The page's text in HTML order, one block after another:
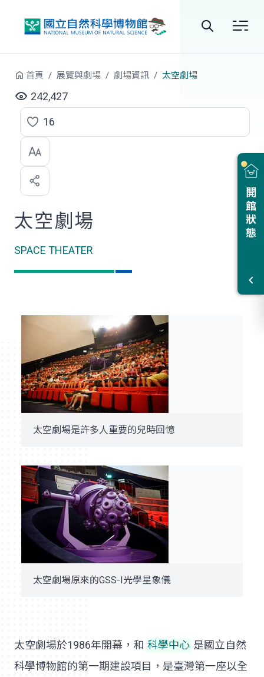
尋
開館狀態
首頁 展覽與劇場 劇場資訊 太空劇場
242,427
點
選
喜
歡
16
太空劇場
SPACE THEATER
太空劇場是許多人重要的兒時回憶
太空劇場原來的GSS-I光學星象儀
太空劇場於1986年開幕，和 科學中心 是國立自然
科學博物館的第一期建設項目，是臺灣第一座以全